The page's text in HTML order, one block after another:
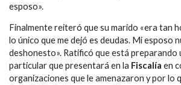
esposo».
Finalmente reiteró que su marido «era tan
lo único que me dejó es deudas. Mi esposo
deshonesto». Ratificó que está preparando
particular que presentará en la Fiscalía en
organizaciones que le amenazaron y por lo